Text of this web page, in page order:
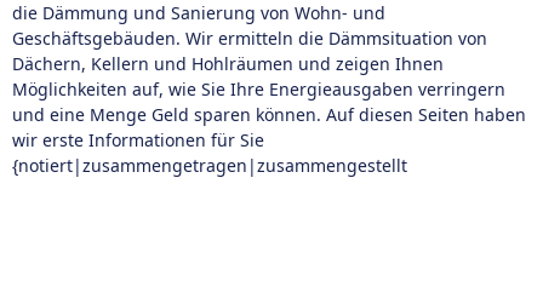
die Dämmung und Sanierung von Wohn- und
Geschäftsgebäuden. Wir ermitteln die Dämmsituation von
Dächern, Kellern und Hohlräumen und zeigen Ihnen
Möglichkeiten auf, wie Sie Ihre Energieausgaben verringern
und eine Menge Geld sparen können. Auf diesen Seiten haben
wir erste Informationen für Sie
{notiert|zusammengetragen|zusammengestellt